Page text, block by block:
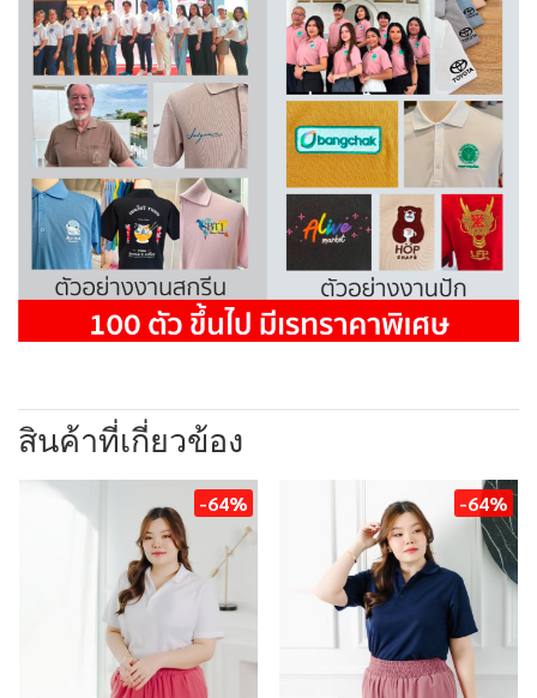
สินค้าที่เกี่ยวข้อง
-64% -64%